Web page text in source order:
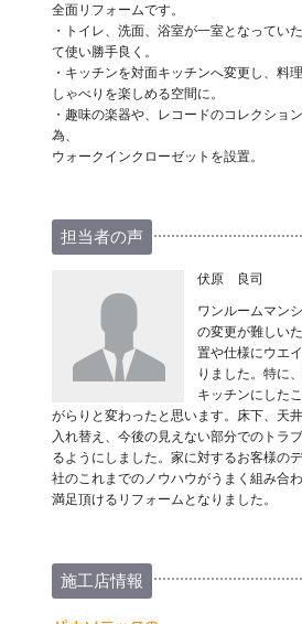
全面リフォームです。
・トイレ、洗面、浴室が一室となってい
て使い勝手良く。
・キッチンを対面キッチンへ変更し、料
しゃべりを楽しめる空間に。
・趣味の楽器や、レコードのコレクショ
為、
ウォークインクローゼットを設置。
担当者の声
伏原 良司
ワンルームマン
の変更が難しい
置や仕様にウエ
りました。特に
キッチンにした
がらりと変わったと思います。床下、天
入れ替え、今後の見えない部分でのトラ
るようにしました。家に対するお客様の
社のこれまでのノウハウがうまく組み合
満足頂けるリフォームとなりました。
施工店情報